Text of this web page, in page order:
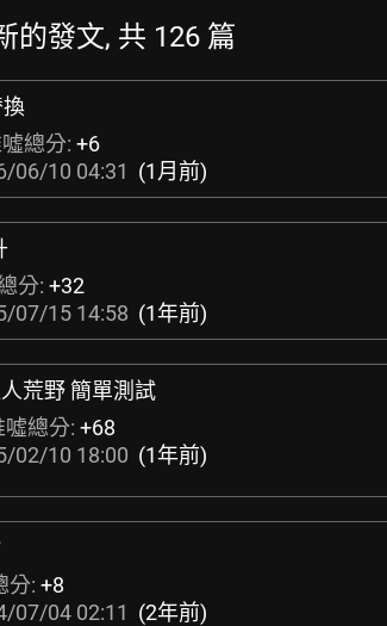
的發文, 共 126 篇
總分: +6
06/10 04:31 (1月前)
分: +32
07/15 14:58 (1年前)
荒野 簡單測試
噓總分: +68
02/10 18:00 (1年前)
分: +8
07/04 02:11 (2年前)